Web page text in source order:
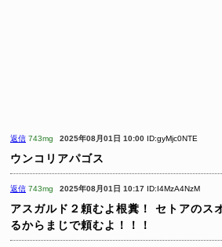
返信 743mg 2025年08月01日 10:00 ID:gyMjc0NTE
ウンコリアパゴス
返信 743mg 2025年08月01日 10:17 ID:I4MzA4NzM
アスガルド２頼むよ根糞！
セトアのス
るからまじで頼むよ！！！